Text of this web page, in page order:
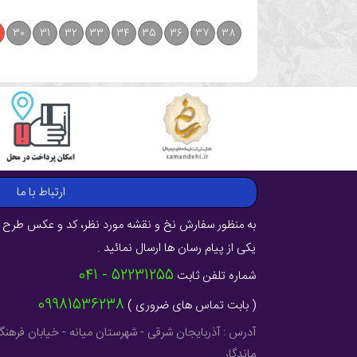
38
37
36
35
34
33
32
31
30
ارتباط با ما
به منظور سفارش نخ و نقشه مورد نظر، کد و عکس طرح
یکی از پیام رسان ها ارسال نمائید .
شماره تلفن ثابت 52231255 - 041
( بابت تماس های ضروری ) 09981536238